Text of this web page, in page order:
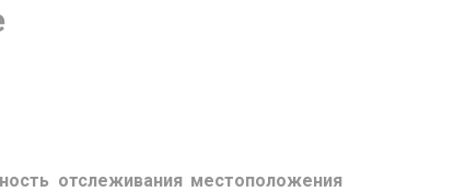
отслеживания местоположения